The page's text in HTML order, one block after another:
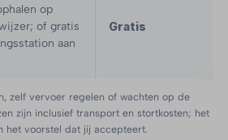
op
of gratis
aan
Gratis
zelf vervoer regelen of wachten op de
zijn inclusief transport en stortkosten; het
het voorstel dat jij accepteert.